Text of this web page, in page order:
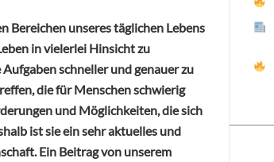
Bereichen unseres täglichen Lebens
in vielerlei Hinsicht zu
schneller und genauer zu
die für Menschen schwierig
und Möglichkeiten, die sich
ist sie ein sehr aktuelles und
Ein Beitrag von unserem